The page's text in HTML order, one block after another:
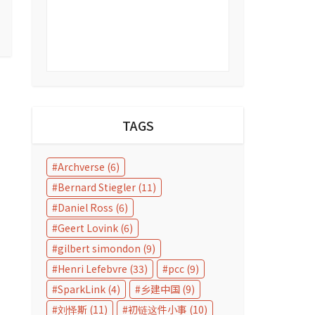
TAGS
Archverse (6)
Bernard Stiegler (11)
Daniel Ross (6)
Geert Lovink (6)
gilbert simondon (9)
Henri Lefebvre (33) pcc (9)
SparkLink (4) 乡建中国 (9)
刘怿斯 (11) 初链这件小事 (10)